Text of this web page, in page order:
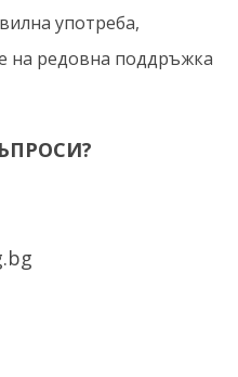
употреба,
на редовна поддръжка